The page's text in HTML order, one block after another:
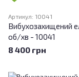
Артикул: 10041
Вибухозахищений
об/хв - 10041
8 400 грн